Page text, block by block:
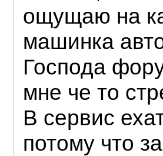
ощущаю на
машинка
Господа
мне че то
В сервис
потому что